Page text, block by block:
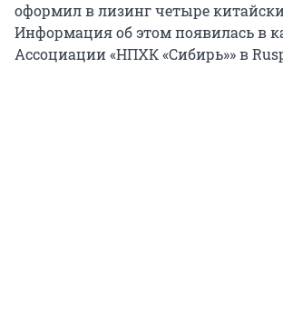
оформил в лизинг четыре
Информация об этом появилась в
Ассоциации «НПХК «Сибирь»» в